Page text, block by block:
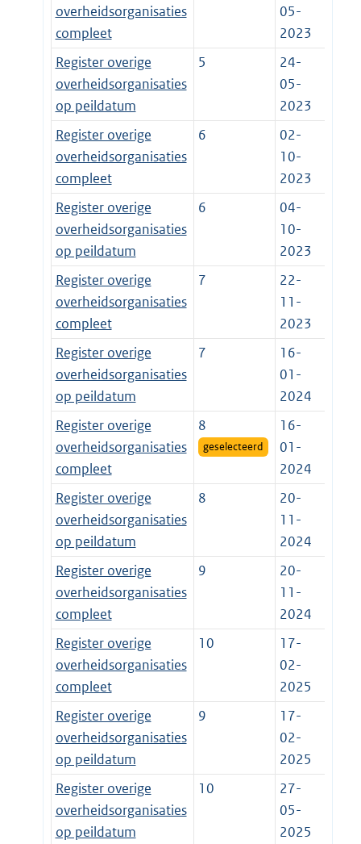
overheidsorganisaties
compleet
05-
2023
Register overige
overheidsorganisaties
op peildatum
5
24-
05-
2023
Register overige
overheidsorganisaties
compleet
6
02-
10-
2023
Register overige
overheidsorganisaties
op peildatum
6
04-
10-
2023
Register overige
overheidsorganisaties
compleet
7
22-
11-
2023
Register overige
overheidsorganisaties
op peildatum
7
16-
01-
2024
Register overige
overheidsorganisaties
compleet
8
geselecteerd
16-
01-
2024
Register overige
overheidsorganisaties
op peildatum
8
20-
11-
2024
Register overige
overheidsorganisaties
compleet
9
20-
11-
2024
Register overige
overheidsorganisaties
compleet
10
17-
02-
2025
Register overige
overheidsorganisaties
op peildatum
9
17-
02-
2025
Register overige
overheidsorganisaties
op peildatum
10
27-
05-
2025